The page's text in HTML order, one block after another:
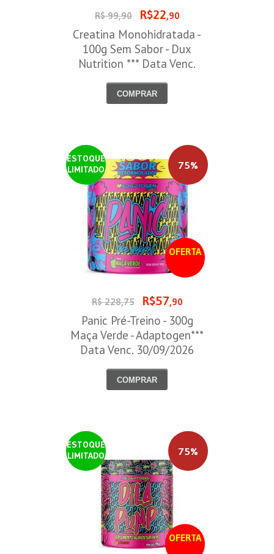
R$ 99,90 R$22,90
Creatina Monohidratada -
100g Sem Sabor - Dux
Nutrition *** Data Venc.
COMPRAR
ESTOQUE
LIMITADO
OFERTA
75%
R$ 228,75 R$57,90
Panic Pré-Treino - 300g
Maça Verde - Adaptogen***
Data Venc. 30/09/2026
COMPRAR
ESTOQUE
LIMITADO
OFERTA
75%